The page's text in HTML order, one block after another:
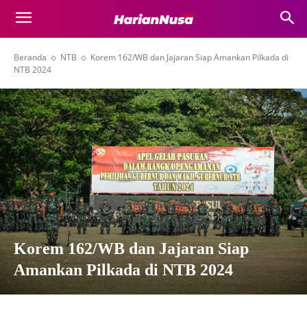
Beranda NTB
Korem 162/WB dan Jajaran Siap Amankan Pilkada di
NTB 2024
Korem 162/WB dan Jajaran Siap
Amankan Pilkada di NTB 2024